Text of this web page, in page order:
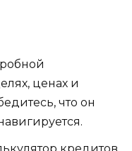
ценах и
что он